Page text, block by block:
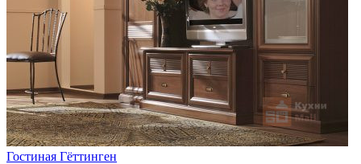
Гостиная Гёттинген